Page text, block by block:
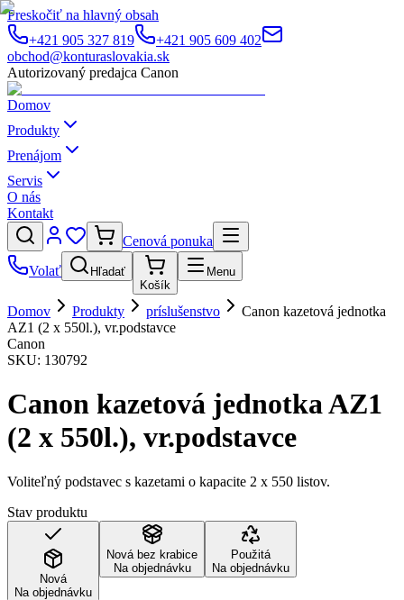
Preskočiť na hlavný obsah
+421 905 327 819
+421 905 609 402
obchod@konturaslovakia.sk
Autorizovaný predajca Canon
Domov
Produkty
Prenájom
Servis
O nás
Kontakt
Cenová ponuka
Volať
Hľadať
Košík
Menu
Domov Produkty príslušenstvo
Canon kazetová jednotka
AZ1 (2 x 550l.), vr.podstavce
Canon
SKU: 130792
Canon kazetová jednotka AZ1
(2 x 550l.), vr.podstavce
Voliteľný podstavec s kazetami o kapacite 2 x 550 listov.
Stav produktu
Nová
Na objednávku
Nová bez krabice
Na objednávku
Použitá
Na objednávku